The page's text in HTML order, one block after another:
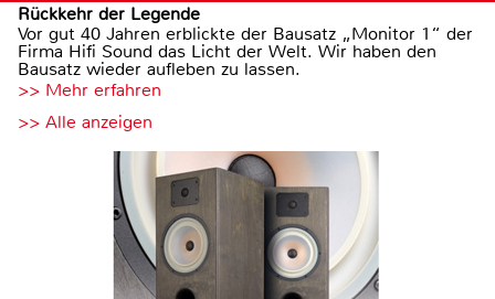
Rückkehr der Legende
Vor gut 40 Jahren erblickte der Bausatz „Monitor 1“ der
Firma Hifi Sound das Licht der Welt. Wir haben den
Bausatz wieder aufleben zu lassen.
>> Mehr erfahren
>> Alle anzeigen